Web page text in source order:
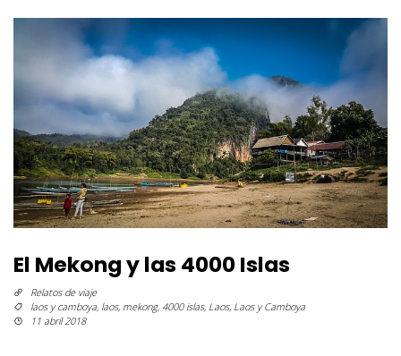
El Mekong y las 4000 Islas
Relatos de viaje
laos y camboya, laos, mekong, 4000 islas, Laos, Laos y Camboya
11 abril 2018